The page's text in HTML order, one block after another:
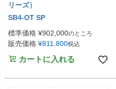
リーズ）
SB4-OT SP
標準価格 ¥902,000のところ
販売価格 ¥811,800税込
カートに入れる